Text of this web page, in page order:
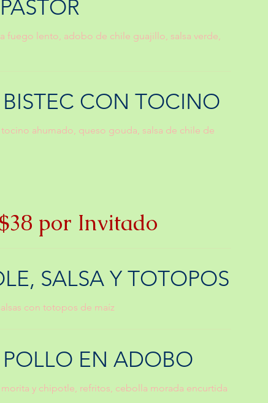
fuego lento, adobo de chile guajillo, salsa verde,
CON TOCINO
ahumado, queso gouda, salsa de chile de
por Invitado
SALSA Y TOTOPOS
con totopos de maíz
EN ADOBO
y chipotle, refritos, cebolla morada encurtida